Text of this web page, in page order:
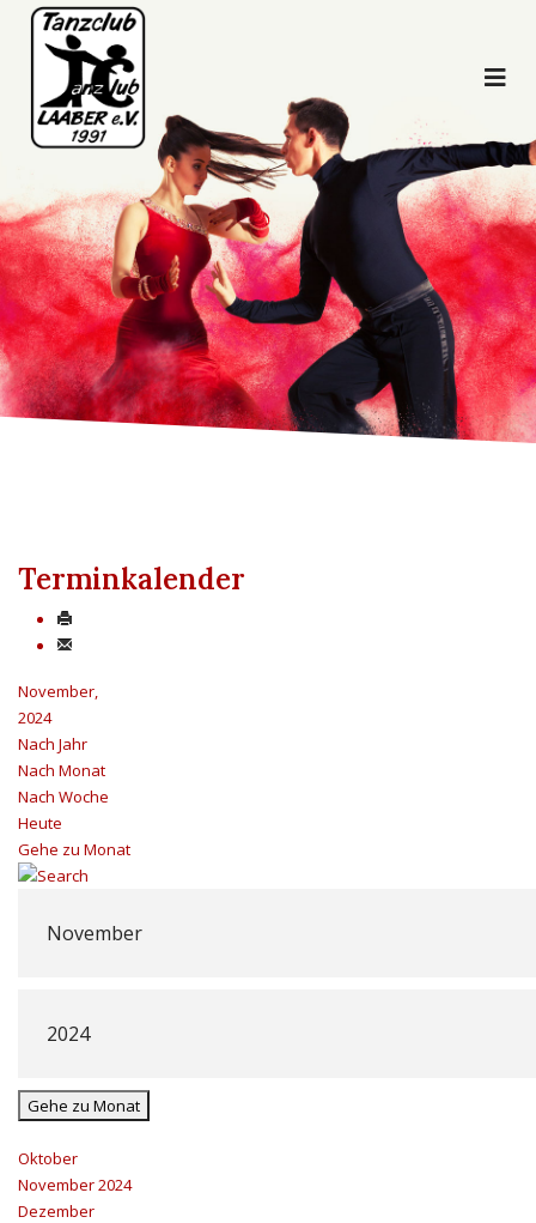
Terminkalender
November,
2024
Nach Jahr
Nach Monat
Nach Woche
Heute
Gehe zu Monat
Gehe zu Monat
Oktober
November 2024
Dezember